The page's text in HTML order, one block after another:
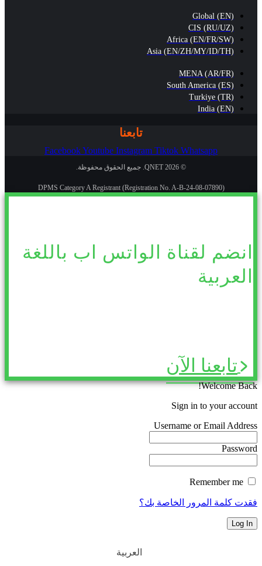
Global (EN)
CIS (RU/UZ)
Africa (EN/FR/SW)
Asia (EN/ZH/MY/ID/TH)
MENA (AR/FR)
South America (ES)
Turkiye (TR)
India (EN)
تابعنا
FacebookYoutube Instagram Tiktok Whatsapp
© 2026 QNET. جميع الحقوق محفوظة.
DPMS Category A Registrant (Registration No. A-B-24-08-07890)
انضم لقناة الواتس اب باللغة
العربية
تابعنا الآن
Welcome Back!
Sign in to your account
Username or Email Address
Password
فقدت كلمة المرور الخاصة بك؟
العربية